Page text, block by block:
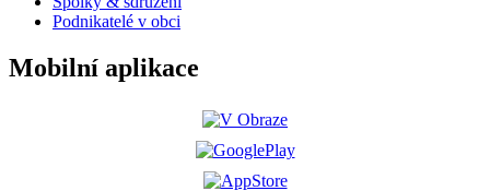
Podnikatelé v obci
Mobilní aplikace